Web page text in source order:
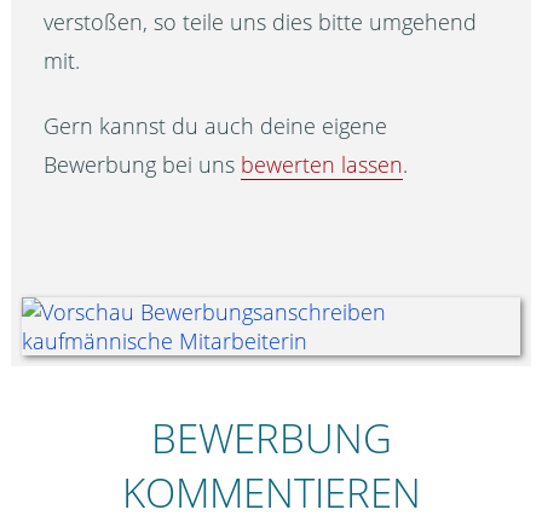
verstoßen, so teile uns dies bitte umgehend
mit.
Gern kannst du auch deine eigene
Bewerbung bei uns bewerten lassen.
BEWERBUNG
KOMMENTIEREN